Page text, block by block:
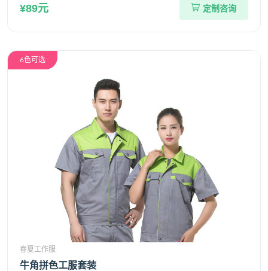
¥89元 定制咨询
6色可选
春夏工作服
牛角拼色工服套装